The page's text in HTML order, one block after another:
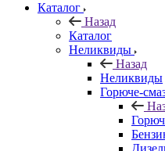
Каталог
Назад
Каталог
Неликвиды
Назад
Неликвиды
Горюче-